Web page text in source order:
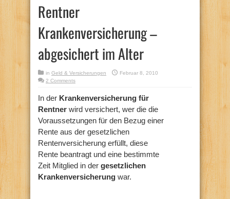
Rentner
Krankenversicherung –
abgesichert im Alter
in Geld & Versicherungen
Februar 8, 2010
2 Comments
In der Krankenversicherung für
Rentner wird versichert, wer die die
Voraussetzungen für den Bezug einer
Rente aus der gesetzlichen
Rentenversicherung erfüllt, diese
Rente beantragt und eine bestimmte
Zeit Mitglied in der gesetzlichen
Krankenversicherung war.